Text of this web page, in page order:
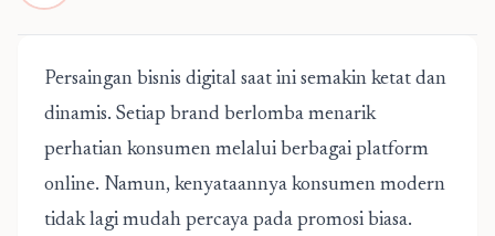
Persaingan bisnis digital saat ini semakin ketat dan
dinamis. Setiap brand berlomba menarik
perhatian konsumen melalui berbagai platform
online. Namun, kenyataannya konsumen modern
tidak lagi mudah percaya pada promosi biasa.